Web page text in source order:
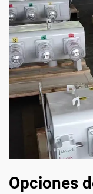
Opciones